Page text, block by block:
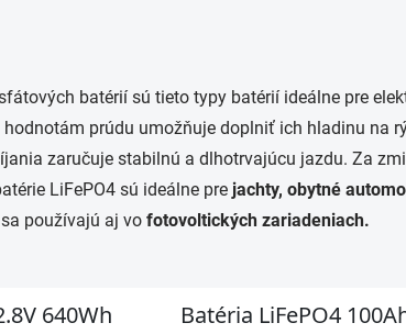
batérií sú tieto typy batérií ideálne pre
prúdu umožňuje doplniť ich hladinu na
zaručuje stabilnú a dlhotrvajúcu jazdu. Za
LiFePO4 sú ideálne pre jachty, obytné
používajú aj vo fotovoltických zariadeniach.